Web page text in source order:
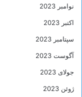
نوامبر 2023
اکتبر 2023
سپتامبر 2023
آگوست 2023
جولای 2023
ژوئن 2023